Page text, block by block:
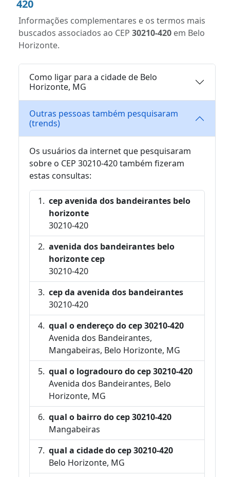
420
Informações complementares e os termos mais
buscados associados ao CEP 30210-420 em Belo
Horizonte.
Como ligar para a cidade de Belo
Horizonte, MG
Outras pessoas também pesquisaram
(trends)
Os usuários da internet que pesquisaram
sobre o CEP 30210-420 também fizeram
estas consultas:
cep avenida dos bandeirantes belo
horizonte
30210-420
avenida dos bandeirantes belo
horizonte cep
30210-420
cep da avenida dos bandeirantes
30210-420
qual o endereço do cep 30210-420
Avenida dos Bandeirantes,
Mangabeiras, Belo Horizonte, MG
qual o logradouro do cep 30210-420
Avenida dos Bandeirantes, Belo
Horizonte, MG
qual o bairro do cep 30210-420
Mangabeiras
qual a cidade do cep 30210-420
Belo Horizonte, MG